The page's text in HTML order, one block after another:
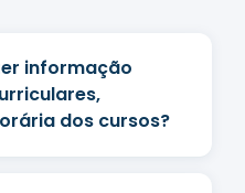
informação
dos cursos?